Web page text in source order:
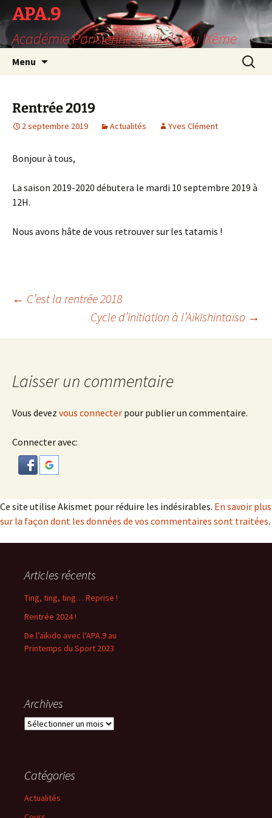
Aller
au
contenu
APA.9
Académie Parisienne d'Aïkido du IXème
Menu
Rentrée 2019
2 septembre 2019 Actualités Yves Clément
Bonjour à tous,
La saison 2019-2020 débutera le mardi 10 septembre 2019 à
12H.
Nous avons hâte de vous retrouver sur les tatamis !
Navigation
des
articles
← C’est la rentrée 2018
Cycle d’initiation à l’Aïkishintaïso →
Laisser un commentaire
Vous devez vous connecter pour publier un commentaire.
Connecter avec:
Ce site utilise Akismet pour réduire les indésirables. En savoir plus
sur la façon dont les données de vos commentaires sont traitées.
Articles récents
Ting, ting, ting… Reprise !
Rentrée 2024 !
De l’aïkido avec l’APA.9 au
Printemps du Sport 2023
Archives
Archives
Catégories
Actualités